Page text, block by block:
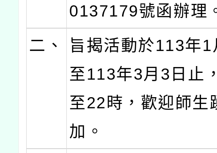
0137179號函辦理
二、
旨揭活動於113年
至113年3月3日止
至22時，歡迎師生
加。